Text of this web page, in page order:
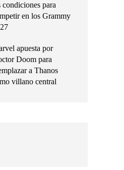
condiciones para
en los Grammy
apuesta por
Doom para
a Thanos
villano central